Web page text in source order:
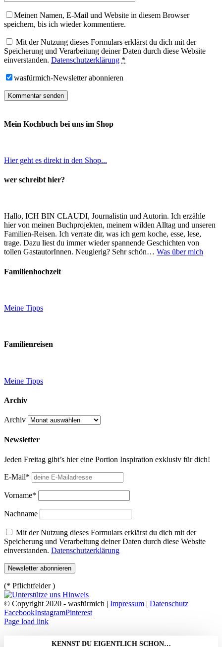
Meinen Namen, E-Mail und Website in diesem Browser
speichern, bis ich wieder kommentiere.
Mit der Nutzung dieses Formulars erklärst du dich mit der
Speicherung und Verarbeitung deiner Daten durch diese Website
einverstanden. Datenschutzerklärung *
wasfürmich-Newsletter abonnieren
Mein Kochbuch bei uns im Shop
Hier geht es direkt in den Shop...
wer schreibt hier?
Hallo, ICH BIN CLAUDI, Journalistin und Autorin. Ich erzähle
hier von meinen Buchprojekten, meinem wilden Alltag und unseren
Familien-Reisen. Ich verrate dir, was ich gern koche, esse, lese,
trage. Dazu liest du immer wieder spannende Geschichten von
tollen GastautorInnen. Neugierig? Sehr schön… Was über mich
Familienhochzeit
Meine Tipps
Familienreisen
Meine Tipps
Archiv
Archiv
Newsletter
Jeden Freitag gibt’s hier eine Portion Inspiration exklusiv für dich!
E-Mail*
Vorname*
Nachname
Mit der Nutzung dieses Formulars erklärst du dich mit der
Speicherung und Verarbeitung deiner Daten durch diese Website
einverstanden. Datenschutzerklärung
(* Pflichtfelder )
© Copyright 2020 - wasfürmich | Impressum | Datenschutz
FacebookInstagramPinterest
Page load link
KENNST DU EIGENTLICH SCHON…